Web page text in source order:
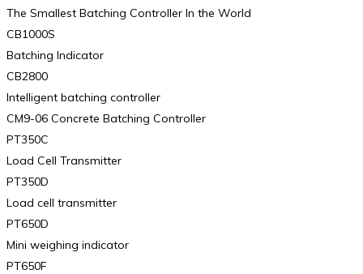
The Smallest Batching Controller In the World
CB1000S
Batching Indicator
CB2800
Intelligent batching controller
CM9-06 Concrete Batching Controller
PT350C
Load Cell Transmitter
PT350D
Load cell transmitter
PT650D
Mini weighing indicator
PT650F